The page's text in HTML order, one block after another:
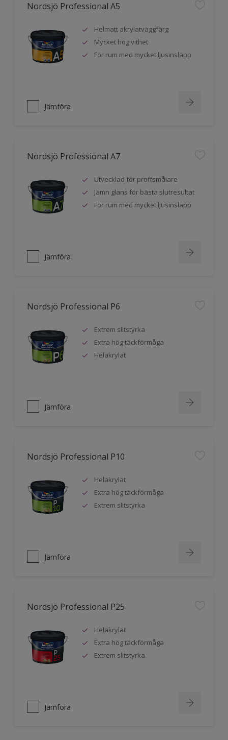
Nordsjö Professional A5
Helmatt akrylatväggfärg
Mycket hög vithet
För rum med mycket ljusinsläpp
Jämföra
Nordsjö Professional A7
Utvecklad för proffsmålare
Jämn glans för bästa slutresultat
För rum med mycket ljusinsläpp
Jämföra
Nordsjö Professional P6
Extrem slitstyrka
Extra hög täckförmåga
Helakrylat
Jämföra
Nordsjö Professional P10
Helakrylat
Extra hög täckförmåga
Extrem slitstyrka
Jämföra
Nordsjö Professional P25
Helakrylat
Extra hög täckförmåga
Extrem slitstyrka
Jämföra